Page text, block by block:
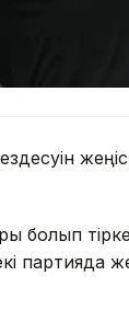
болып
партияда